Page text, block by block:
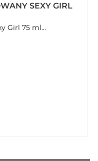
SEXY GIRL
Girl 75 ml...